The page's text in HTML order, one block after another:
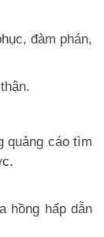
đàm phán,
quảng cáo tìm
hồng hấp dẫn